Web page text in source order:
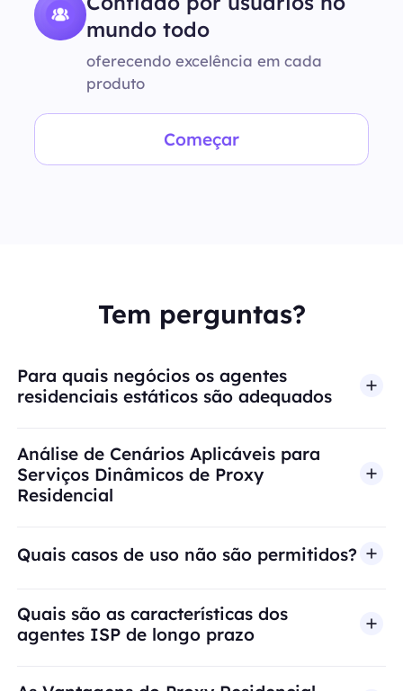
mundo todo
oferecendo excelência em cada
produto
Começar
Tem perguntas?
Para quais negócios os agentes
residenciais estáticos são adequados
Análise de Cenários Aplicáveis para
Serviços Dinâmicos de Proxy
Residencial
Quais casos de uso não são permitidos?
A BestProxy não oferece suporte a fraude,
Quais são as características dos
agentes ISP de longo prazo